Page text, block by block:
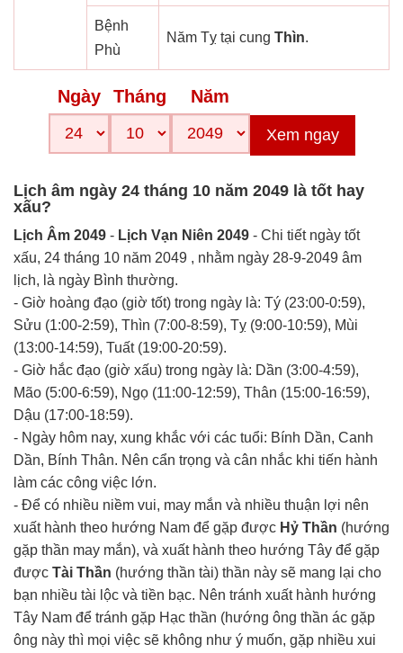
Bệnh
Phù
Năm Tỵ tại cung Thìn.
Ngày Tháng Năm
Xem ngay
Lịch âm ngày 24 tháng 10 năm 2049 là tốt hay
xấu?
Lịch Âm 2049 - Lịch Vạn Niên 2049 - Chi tiết ngày tốt
xấu, 24 tháng 10 năm 2049 , nhằm ngày 28-9-2049 âm
lịch, là ngày Bình thường.
- Giờ hoàng đạo (giờ tốt) trong ngày là: Tý (23:00-0:59),
Sửu (1:00-2:59), Thìn (7:00-8:59), Tỵ (9:00-10:59), Mùi
(13:00-14:59), Tuất (19:00-20:59).
- Giờ hắc đạo (giờ xấu) trong ngày là: Dần (3:00-4:59),
Mão (5:00-6:59), Ngọ (11:00-12:59), Thân (15:00-16:59),
Dậu (17:00-18:59).
- Ngày hôm nay, xung khắc với các tuổi: Bính Dần, Canh
Dần, Bính Thân. Nên cẩn trọng và cân nhắc khi tiến hành
làm các công việc lớn.
- Để có nhiều niềm vui, may mắn và nhiều thuận lợi nên
xuất hành theo hướng Nam để gặp được Hỷ Thần (hướng
gặp thần may mắn), và xuất hành theo hướng Tây để gặp
được Tài Thần (hướng thần tài) thần này sẽ mang lại cho
bạn nhiều tài lộc và tiền bạc. Nên tránh xuất hành hướng
Tây Nam để tránh gặp Hạc thần (hướng ông thần ác gặp
ông này thì mọi việc sẽ không như ý muốn, gặp nhiều xui